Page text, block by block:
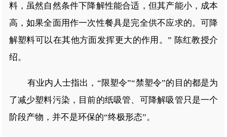
料，虽然自然条件下降解性能合适，但其产能小，成本
高，如果全面用作一次性餐具是完全供不应求的。可降
解塑料可以在其他方面发挥更大的作用。” 陈红教授介
绍。
有业内人士指出，“限塑令”“禁塑令”的目的都是为
了减少塑料污染，目前的纸吸管、可降解吸管只是一个
阶段产物，并不是环保的“终极形态”。